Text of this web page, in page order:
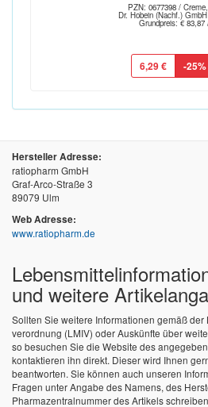
PZN: 0677398 /
Dr. Hobein (Nachf.)
Grundpreis: € 83,87
6,29 € -25%
Hersteller Adresse:
ratiopharm GmbH
Graf-Arco-Straße 3
89079 Ulm
Web Adresse:
www.ratiopharm.de
und weitere
Sollten Sie weitere Informationen gemäß
verordnung (LMIV) oder Auskünfte über
so besuchen Sie die Website des
kontaktieren ihn direkt. Dieser wird Ihnen
beantworten. Sie können auch unseren
Fragen unter Angabe des Namens, des
Pharmazentralnummer des Artikels